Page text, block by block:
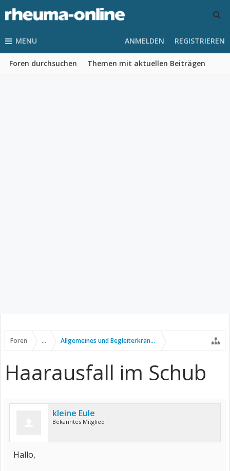
MENU
Foren durchsuchen Themen mit aktuellen Beiträgen
ANMELDEN REGISTRIEREN
Foren ... Allgemeines und Begleiterkrankungen
Haarausfall im Schub
kleine Eule
Bekanntes Mitglied
Hallo,